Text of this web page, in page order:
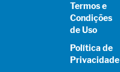
Termos e
Condições
de Uso
Política de
Privacidade